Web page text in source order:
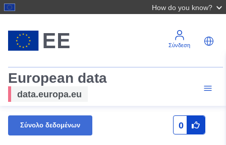
How do you know?
Σύνδεση
European data
data.europa.eu
Σύνολο δεδομένων 0